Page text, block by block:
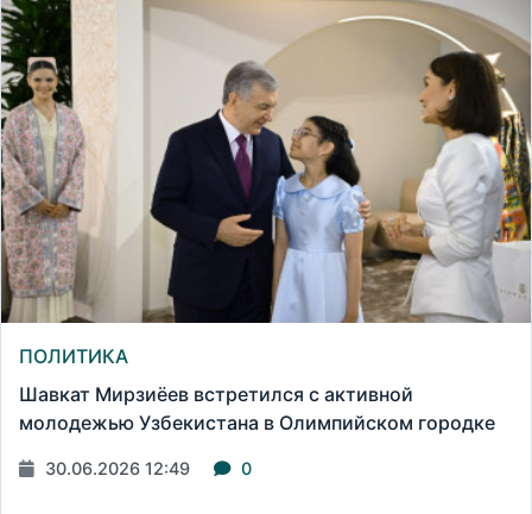
ПОЛИТИКА
Шавкат Мирзиёев встретился с активной
молодежью Узбекистана в Олимпийском городке
30.06.2026 12:49 0